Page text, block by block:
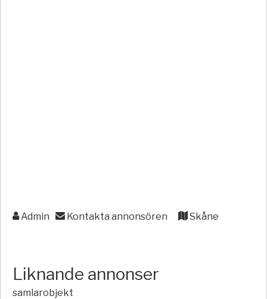
Admin Kontakta annonsören Skåne
Liknande annonser
samlarobjekt